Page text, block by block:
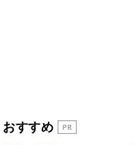
でおられるか」がサウジ国王
おすすめ